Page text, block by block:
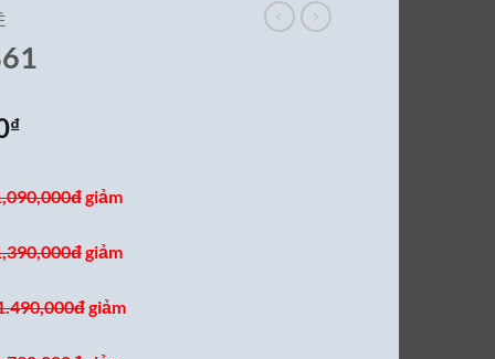
₫Giá
là:
giảm
giảm
giảm